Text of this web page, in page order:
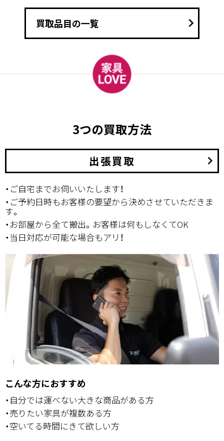
買取品目の一覧 keyboard_arrow_right
3つの買取方法
出張買取 keyboard_arrow_right
・ご自宅までお伺いいたします！
・ご予約日時もお客様の要望から決めさせていただきま
す。
・お部屋から全て搬出。お客様は何もしなくてOK
・当日対応が可能な場合もアリ！
こんな方におすすめ
・自分では運べない大きな商品がある方
・売りたい家具が複数ある方
・空いてる時間にきて欲しい方